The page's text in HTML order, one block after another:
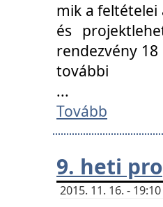
mik a feltételei
és
rendezvény
további
...
Tovább
9. heti
2015. 11. 16. -